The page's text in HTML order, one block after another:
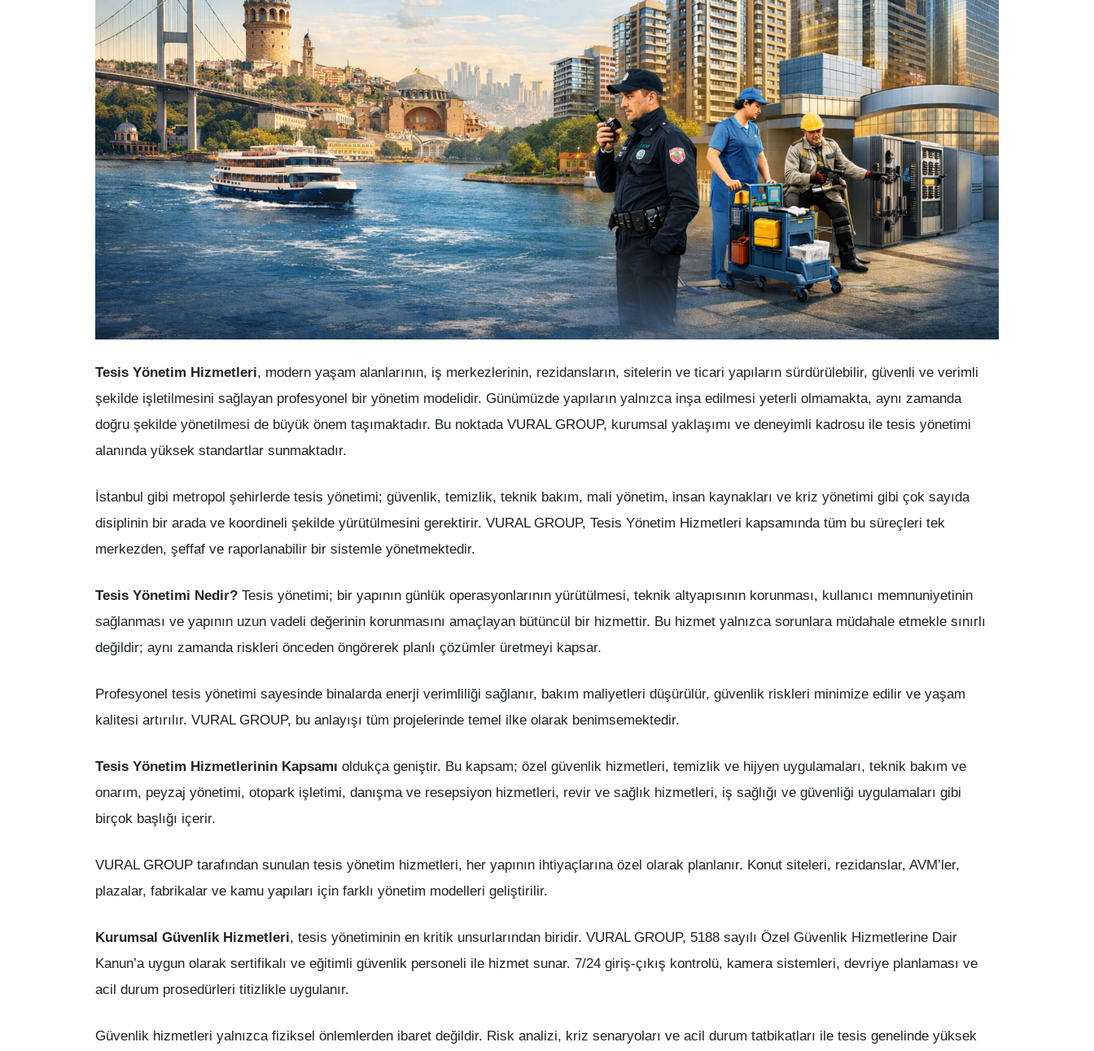
Tesis Yönetim Hizmetleri, modern yaşam alanlarının, iş merkezlerinin, rezidansların, sitelerin ve ticari yapıların sürdürülebilir, güvenli ve verimli
şekilde işletilmesini sağlayan profesyonel bir yönetim modelidir. Günümüzde yapıların yalnızca inşa edilmesi yeterli olmamakta, aynı zamanda
doğru şekilde yönetilmesi de büyük önem taşımaktadır. Bu noktada VURAL GROUP, kurumsal yaklaşımı ve deneyimli kadrosu ile tesis yönetimi
alanında yüksek standartlar sunmaktadır.
İstanbul gibi metropol şehirlerde tesis yönetimi; güvenlik, temizlik, teknik bakım, mali yönetim, insan kaynakları ve kriz yönetimi gibi çok sayıda
disiplinin bir arada ve koordineli şekilde yürütülmesini gerektirir. VURAL GROUP, Tesis Yönetim Hizmetleri kapsamında tüm bu süreçleri tek
merkezden, şeffaf ve raporlanabilir bir sistemle yönetmektedir.
Tesis Yönetimi Nedir? Tesis yönetimi; bir yapının günlük operasyonlarının yürütülmesi, teknik altyapısının korunması, kullanıcı memnuniyetinin
sağlanması ve yapının uzun vadeli değerinin korunmasını amaçlayan bütüncül bir hizmettir. Bu hizmet yalnızca sorunlara müdahale etmekle sınırlı
değildir; aynı zamanda riskleri önceden öngörerek planlı çözümler üretmeyi kapsar.
Profesyonel tesis yönetimi sayesinde binalarda enerji verimliliği sağlanır, bakım maliyetleri düşürülür, güvenlik riskleri minimize edilir ve yaşam
kalitesi artırılır. VURAL GROUP, bu anlayışı tüm projelerinde temel ilke olarak benimsemektedir.
Tesis Yönetim Hizmetlerinin Kapsamı oldukça geniştir. Bu kapsam; özel güvenlik hizmetleri, temizlik ve hijyen uygulamaları, teknik bakım ve
onarım, peyzaj yönetimi, otopark işletimi, danışma ve resepsiyon hizmetleri, revir ve sağlık hizmetleri, iş sağlığı ve güvenliği uygulamaları gibi
birçok başlığı içerir.
VURAL GROUP tarafından sunulan tesis yönetim hizmetleri, her yapının ihtiyaçlarına özel olarak planlanır. Konut siteleri, rezidanslar, AVM’ler,
plazalar, fabrikalar ve kamu yapıları için farklı yönetim modelleri geliştirilir.
Kurumsal Güvenlik Hizmetleri, tesis yönetiminin en kritik unsurlarından biridir. VURAL GROUP, 5188 sayılı Özel Güvenlik Hizmetlerine Dair
Kanun’a uygun olarak sertifikalı ve eğitimli güvenlik personeli ile hizmet sunar. 7/24 giriş-çıkış kontrolü, kamera sistemleri, devriye planlaması ve
acil durum prosedürleri titizlikle uygulanır.
Güvenlik hizmetleri yalnızca fiziksel önlemlerden ibaret değildir. Risk analizi, kriz senaryoları ve acil durum tatbikatları ile tesis genelinde yüksek